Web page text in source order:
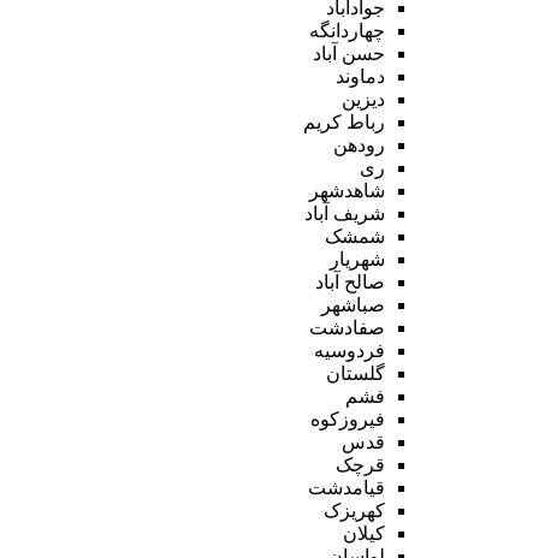
جوادآباد
چهاردانگه
حسن آباد
دماوند
دیزین
رباط کریم
رودهن
ری
شاهدشهر
شریف آباد
شمشک
شهریار
صالح آباد
صباشهر
صفادشت
فردوسیه
گلستان
فشم
فیروزکوه
قدس
قرچک
قیامدشت
کهریزک
کیلان